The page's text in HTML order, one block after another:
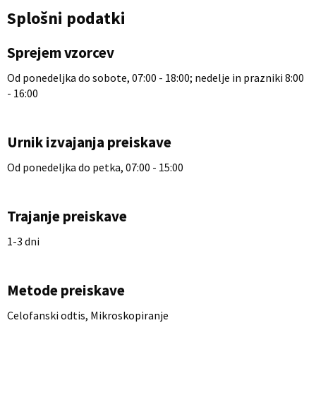
Splošni podatki
Sprejem vzorcev
Od ponedeljka do sobote, 07:00 - 18:00; nedelje in prazniki 8:00
- 16:00
Urnik izvajanja preiskave
Od ponedeljka do petka, 07:00 - 15:00
Trajanje preiskave
1-3 dni
Metode preiskave
Celofanski odtis, Mikroskopiranje